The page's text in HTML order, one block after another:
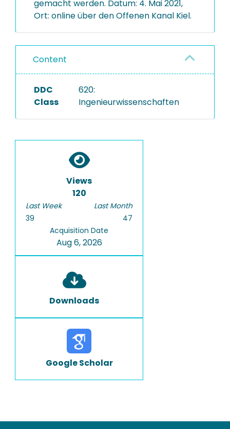
gemacht werden. Datum: 4. Mai 2021,
Ort: online über den Offenen Kanal Kiel.
Content
DDC
Class
620:
Ingenieurwissenschaften
Views
120
Last Week
39
Last Month
47
Acquisition Date
Aug 6, 2026
Downloads
Google Scholar